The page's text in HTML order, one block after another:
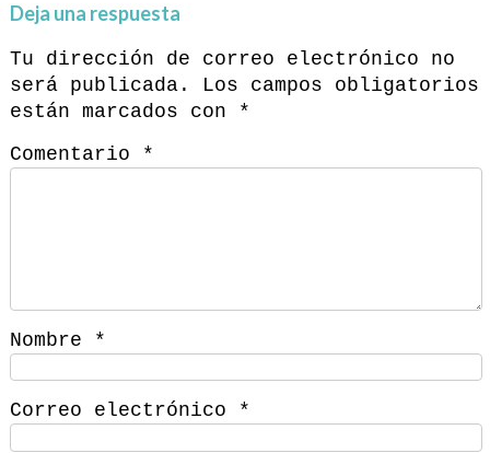
Deja una respuesta
Tu dirección de correo electrónico no
será publicada.
Los campos obligatorios
están marcados con
*
Comentario
*
Nombre *
Correo electrónico *